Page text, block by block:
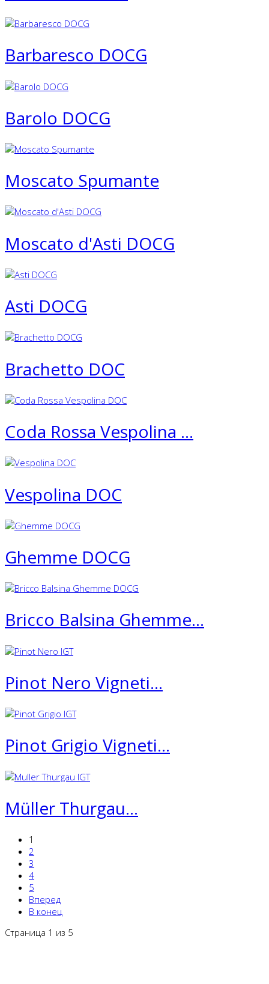
Barbaresco DOCG
Barolo DOCG
Moscato Spumante
Moscato d'Asti DOCG
Asti DOCG
Brachetto DOC
Coda Rossa Vespolina ...
Vespolina DOC
Ghemme DOCG
Bricco Balsina Ghemme...
Pinot Nero Vigneti...
Pinot Grigio Vigneti...
Müller Thurgau...
1
2
3
4
5
Вперед
В конец
Страница 1 из 5